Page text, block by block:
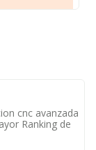
cnc avanzada
Ranking de